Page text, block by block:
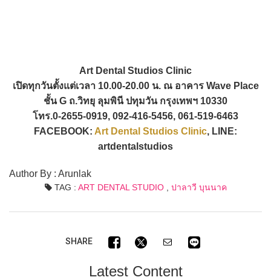
Art Dental Studios Clinic
เปิดทุกวันตั้งแต่เวลา 10.00-20.00 น. ณ อาคาร Wave Place
ชั้น G ถ.วิทยุ ลุมพินี ปทุมวัน กรุงเทพฯ 10330
โทร.0-2655-0919, 092-416-5456, 061-519-6463
FACEBOOK: Art Dental Studios Clinic, LINE:
artdentalstudios
Author By : Arunlak
TAG : ART DENTAL STUDIO, ปาลาวี บุนนาค
SHARE
Latest Content